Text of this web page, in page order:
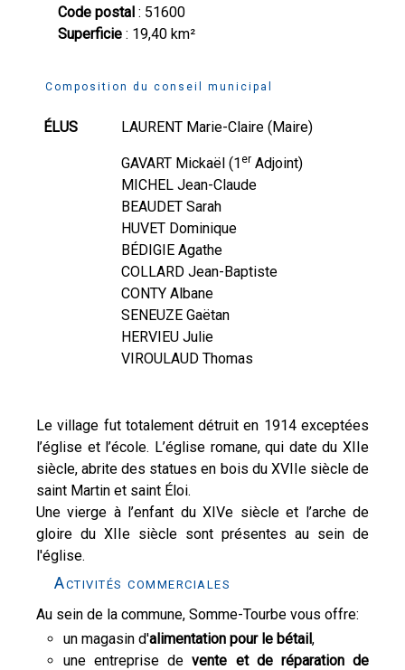
Code postal : 51600
Superficie : 19,40 km²
Composition du conseil municipal
ÉLUS LAURENT Marie-Claire (Maire)
GAVART Mickaël (1er Adjoint)
MICHEL Jean-Claude
BEAUDET Sarah
HUVET Dominique
BÉDIGIE Agathe
COLLARD Jean-Baptiste
CONTY Albane
SENEUZE Gaëtan
HERVIEU Julie
VIROULAUD Thomas
Le village fut totalement détruit en 1914 exceptées
l’église et l’école. L’église romane, qui date du XIIe
siècle, abrite des statues en bois du XVIIe siècle de
saint Martin et saint Éloi.
Une vierge à l’enfant du XIVe siècle et l’arche de
gloire du XIIe siècle sont présentes au sein de
l'église.
Activités commerciales
Au sein de la commune, Somme-Tourbe vous offre:
un magasin d'alimentation pour le bétail,
une entreprise devente et de réparation de